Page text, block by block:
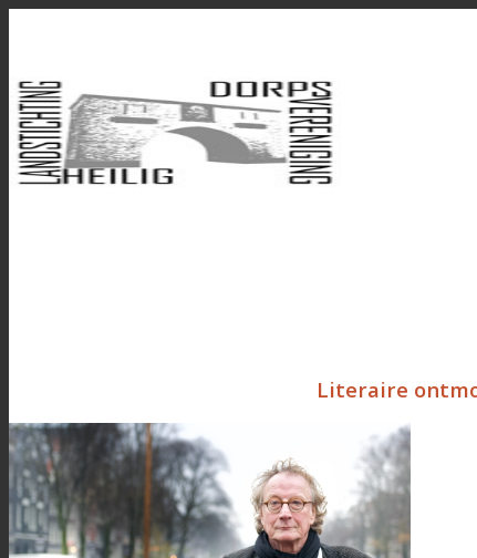
Dorpsvereniging HLS
Literaire